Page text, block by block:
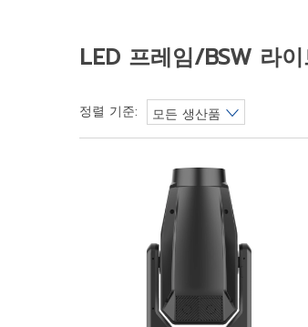
LED 프레임/BSW 라
정렬 기준: 모든 생산품